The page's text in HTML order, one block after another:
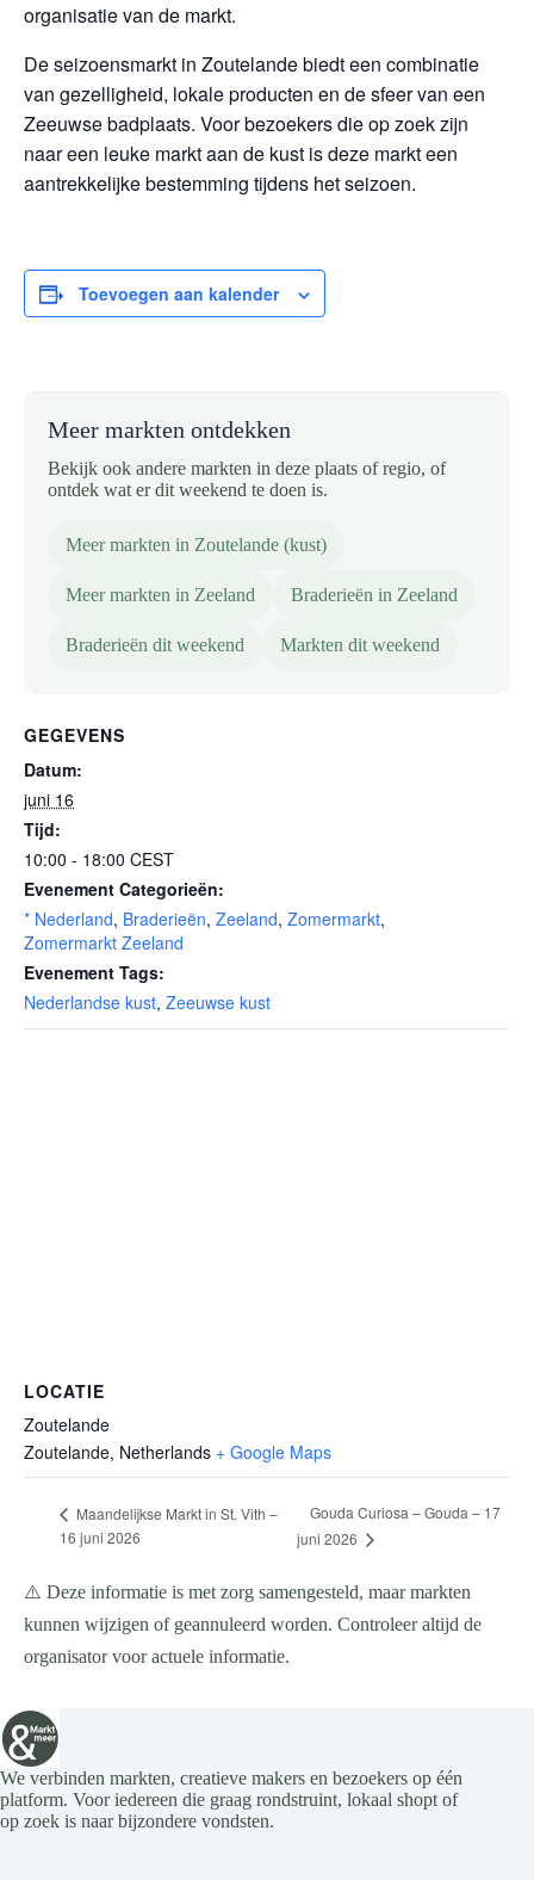
organisatie van de markt.
De seizoensmarkt in Zoutelande biedt een combinatie
van gezelligheid, lokale producten en de sfeer van een
Zeeuwse badplaats. Voor bezoekers die op zoek zijn
naar een leuke markt aan de kust is deze markt een
aantrekkelijke bestemming tijdens het seizoen.
Toevoegen aan kalender
Meer markten ontdekken
Bekijk ook andere markten in deze plaats of regio, of
ontdek wat er dit weekend te doen is.
Meer markten in Zoutelande (kust)
Meer markten in Zeeland Braderieën in Zeeland
Braderieën dit weekend Markten dit weekend
GEGEVENS
Datum:
juni 16
Tijd:
10:00 - 18:00 CEST
Evenement Categorieën:
* Nederland, Braderieën, Zeeland, Zomermarkt,
Zomermarkt Zeeland
Evenement Tags:
Nederlandse kust, Zeeuwse kust
LOCATIE
Zoutelande
Zoutelande, Netherlands + Google Maps
Maandelijkse Markt in St. Vith –
16 juni 2026
Gouda Curiosa – Gouda – 17
juni 2026
⚠️ Deze informatie is met zorg samengesteld, maar markten
kunnen wijzigen of geannuleerd worden. Controleer altijd de
organisator voor actuele informatie.
We verbinden markten, creatieve makers en bezoekers op één
platform. Voor iedereen die graag rondstruint, lokaal shopt of
op zoek is naar bijzondere vondsten.